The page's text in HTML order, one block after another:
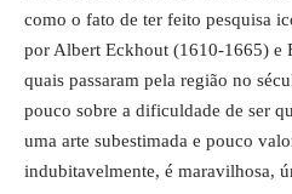
como o fato de ter feito pesquisa
por Albert Eckhout (1610-1665) e
quais passaram pela região no
pouco sobre a dificuldade de ser
uma arte subestimada e pouco
indubitavelmente, é maravilhosa,